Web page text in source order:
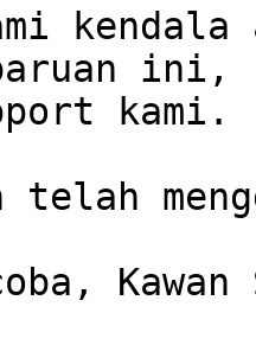
ini,
kami.